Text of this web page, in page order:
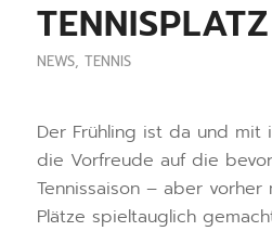
TENNISPLATZ
NEWS, TENNIS
Der Frühling ist da und mit
die Vorfreude auf die
Tennissaison – aber
Plätze spieltauglich